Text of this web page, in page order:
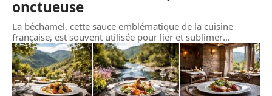
onctueuse
La béchamel, cette sauce emblématique de la cuisine
française, est souvent utilisée pour lier et sublimer…